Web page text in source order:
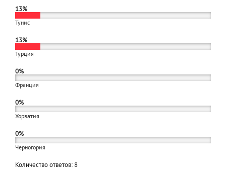
13%
Тунис
13%
Турция
0%
Франция
0%
Хорватия
0%
Черногория
Количество ответов: 8